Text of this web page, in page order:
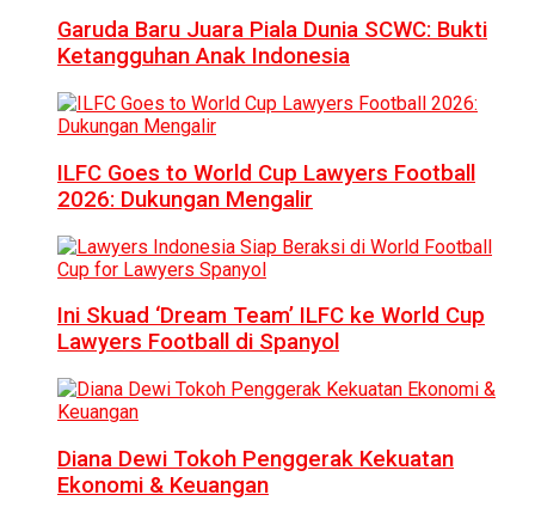
Garuda Baru Juara Piala Dunia SCWC: Bukti
Ketangguhan Anak Indonesia
ILFC Goes to World Cup Lawyers Football
2026: Dukungan Mengalir
Ini Skuad ‘Dream Team’ ILFC ke World Cup
Lawyers Football di Spanyol
Diana Dewi Tokoh Penggerak Kekuatan
Ekonomi & Keuangan